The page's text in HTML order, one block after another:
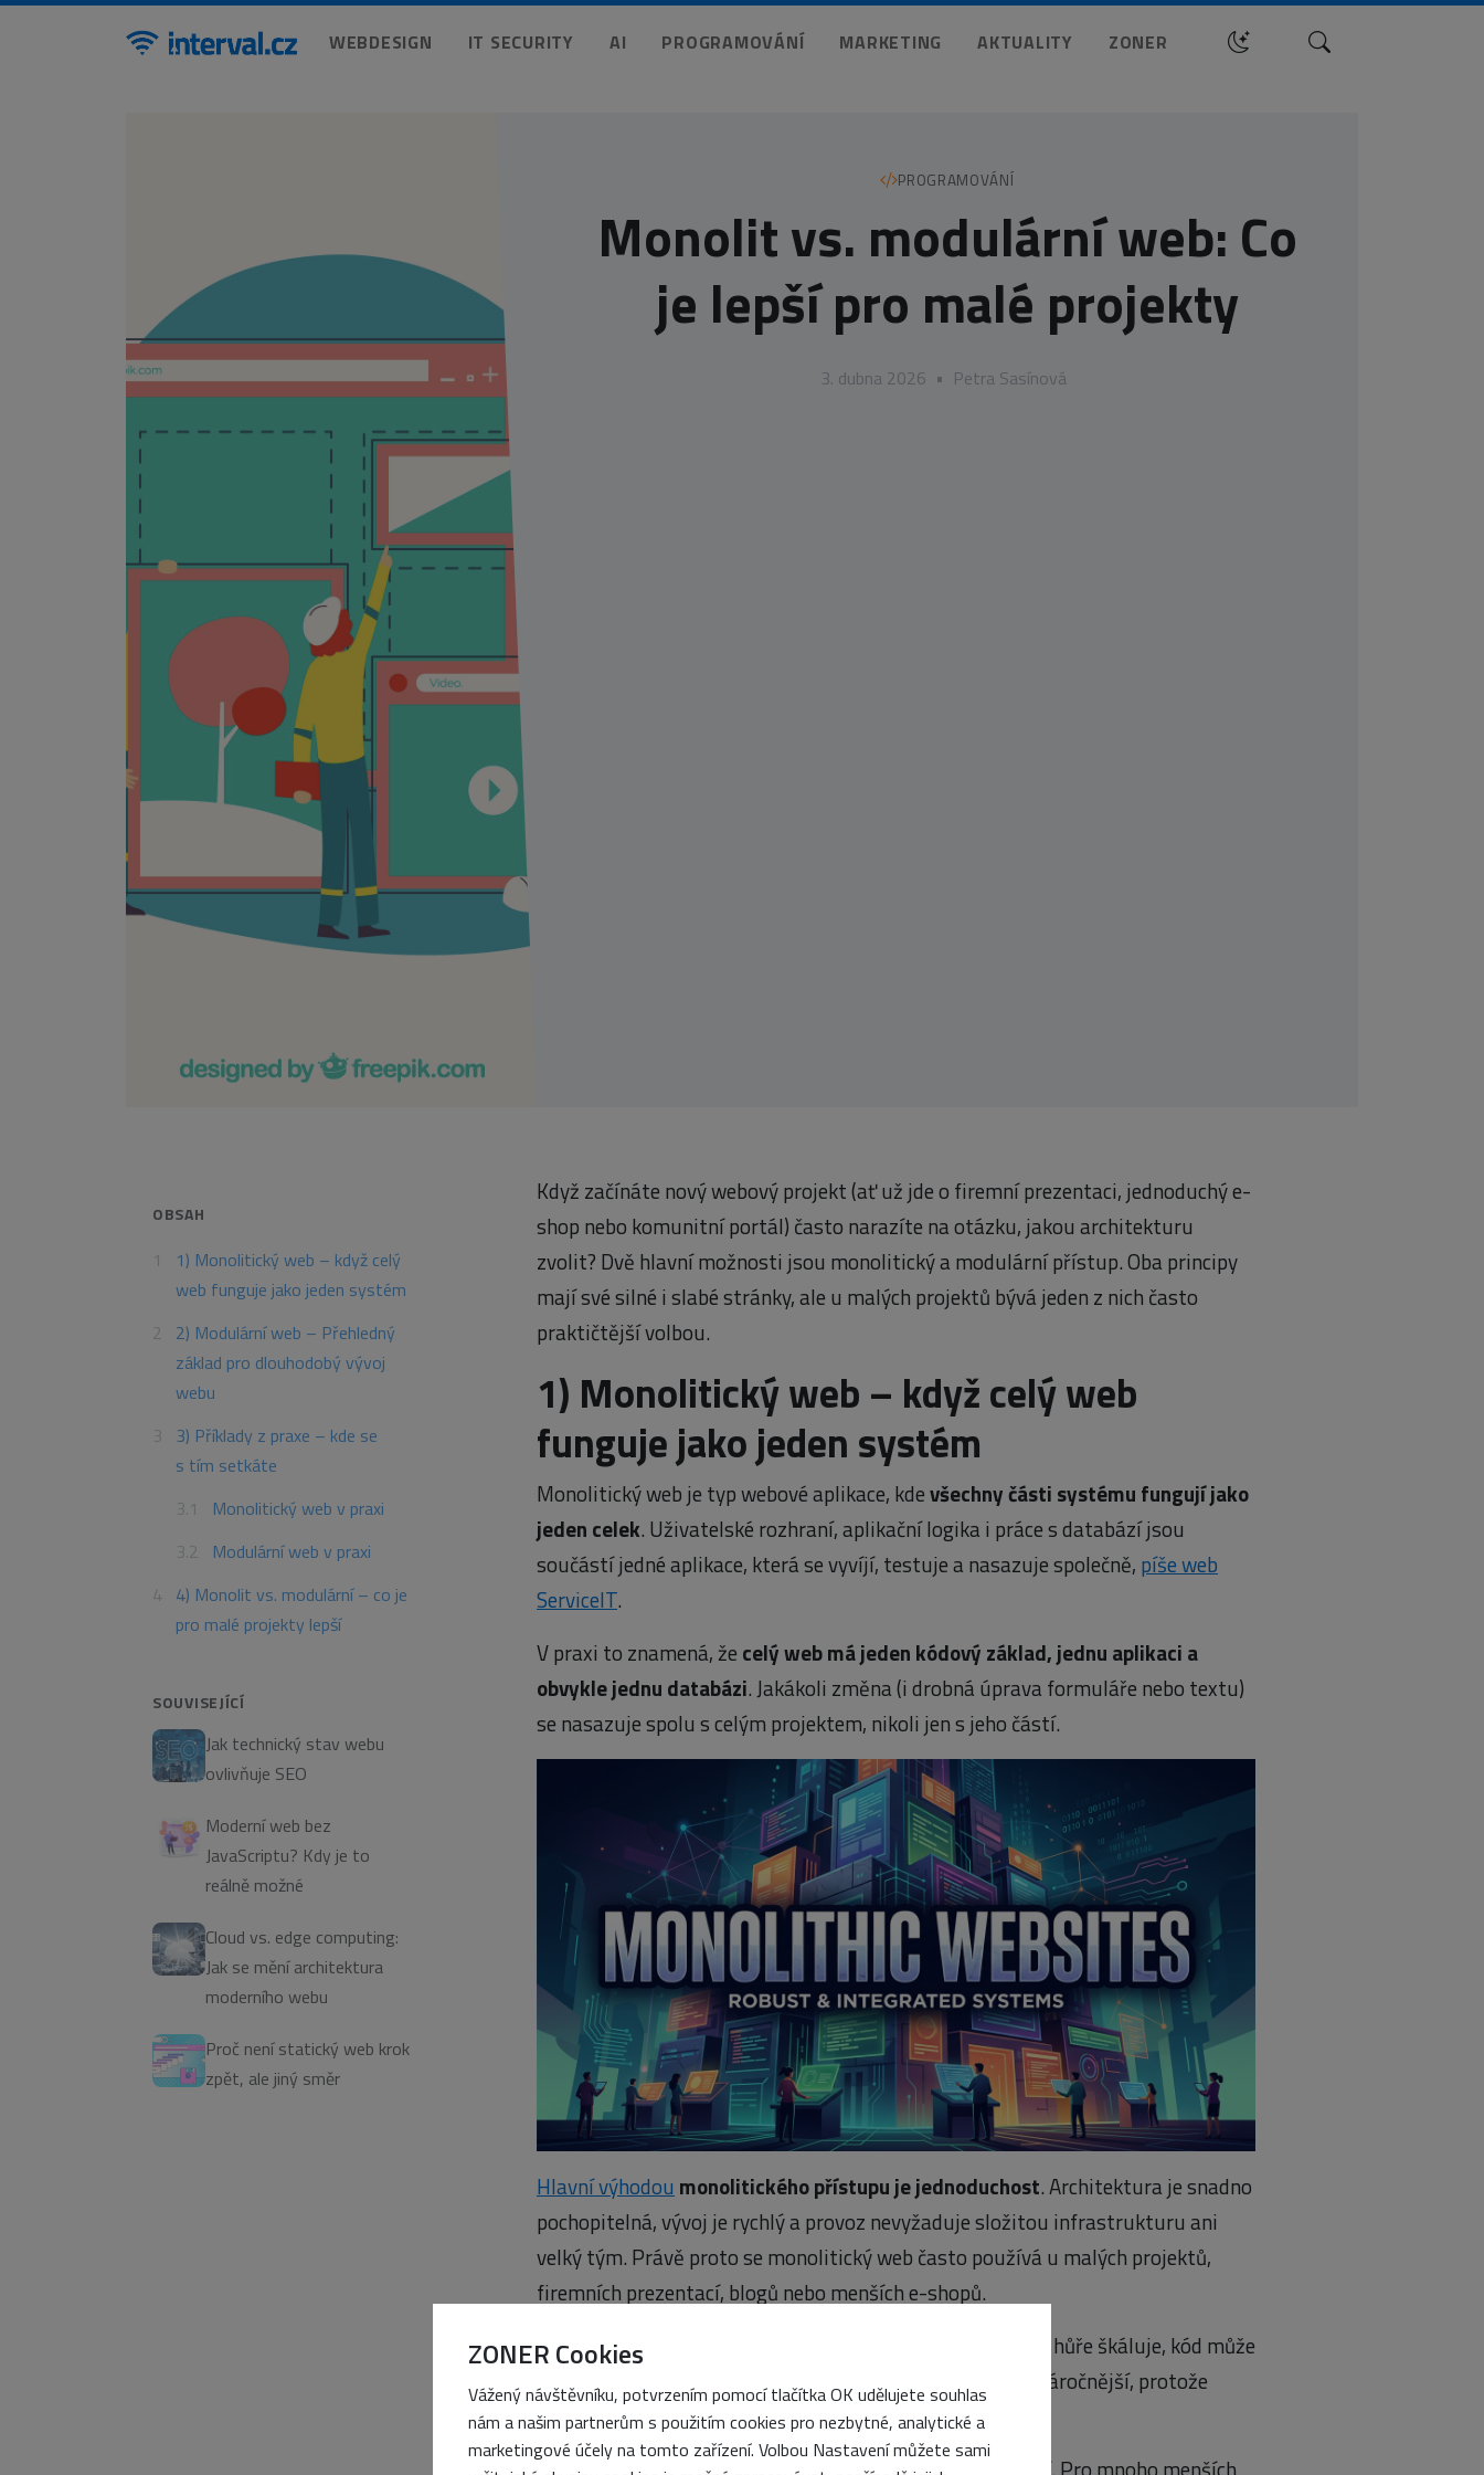
ZONER Cookies
Vážený návštěvníku, potvrzením pomocí tlačítka OK udělujete souhlas
nám a našim partnerům s použitím cookies pro nezbytné, analytické a
marketingové účely na tomto zařízení. Volbou Nastavení můžete sami
WEBDESIGN IT SECURITY AI PROGRAMOVÁNÍ MARKETING AKTUALITY ZONER Hledat
PROGRAMOVÁNÍ
Monolit vs. modulární web: Co
je lepší pro malé projekty
3. dubna 2026 • Petra Sasínová
OBSAH
1) Monolitický web – když celý
web funguje jako jeden systém
2) Modulární web – Přehledný
základ pro dlouhodobý vývoj
webu
3) Příklady z praxe – kde se
s tím setkáte
Monolitický web v praxi
Modulární web v praxi
4) Monolit vs. modulární – co je
pro malé projekty lepší
SOUVISEJÍCÍ
Jak technický stav webu
ovlivňuje SEO
Moderní web bez
JavaScriptu? Kdy je to
reálně možné
Cloud vs. edge computing:
Jak se mění architektura
moderního webu
Proč není statický web krok
zpět, ale jiný směr
Když začínáte nový webový projekt (ať už jde o firemní prezentaci, jednoduchý e-
shop nebo komunitní portál) často narazíte na otázku, jakou architekturu
zvolit? Dvě hlavní možnosti jsou monolitický a modulární přístup. Oba principy
mají své silné i slabé stránky, ale u malých projektů bývá jeden z nich často
praktičtější volbou.
1) Monolitický web – když celý web
funguje jako jeden systém
Monolitický web je typ webové aplikace, kdevšechny části systému fungují jako
jeden celek. Uživatelské rozhraní, aplikační logika i práce s databází jsou
součástí jedné aplikace, která se vyvíjí, testuje a nasazuje společně, píše web
ServiceIT.
V praxi to znamená, že celý web má jeden kódový základ, jednu aplikaci a
obvykle jednu databázi. Jakákoli změna (i drobná úprava formuláře nebo textu)
se nasazuje spolu s celým projektem, nikoli jen s jeho částí.
Hlavní výhodou monolitického přístupu je jednoduchost. Architektura je snadno
pochopitelná, vývoj je rychlý a provoz nevyžaduje složitou infrastrukturu ani
velký tým. Právě proto se monolitický web často používá u malých projektů,
firemních prezentací, blogů nebo menších e-shopů.
S růstem projektu se ale
. Monolit se hůře škáluje, kód může
časem ztrácet přehlednost a spolupráce více vývojářů je náročnější, protože
všichni pracují na jednom společném systému.